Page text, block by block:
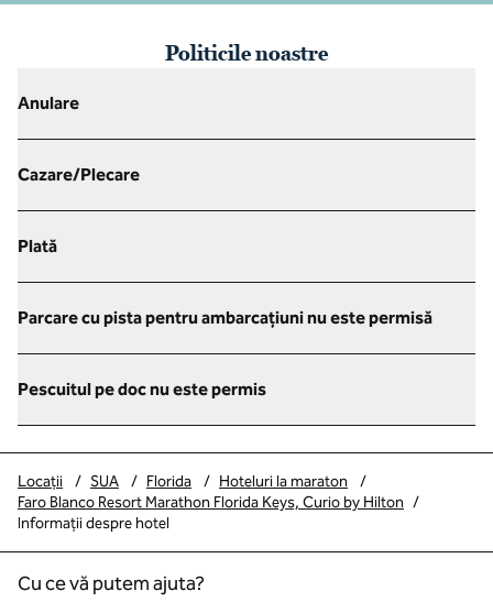
Politicile noastre
Anulare
Cazare/Plecare
Plată
Parcare cu pista pentru ambarcațiuni nu este permisă
Pescuitul pe doc nu este permis
Locații / SUA / Florida / Hoteluri la maraton
/
Faro Blanco Resort Marathon Florida Keys, Curio by Hilton /
Informații despre hotel
Cu ce vă putem ajuta?